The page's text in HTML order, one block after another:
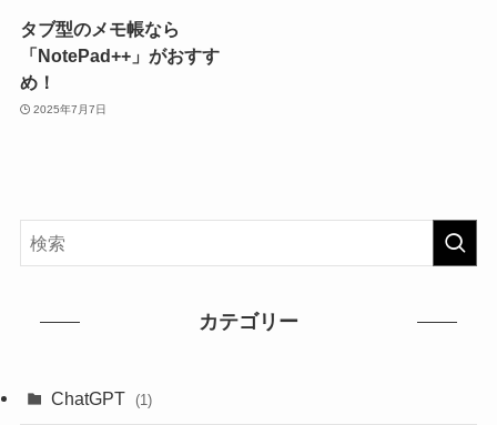
タブ型のメモ帳なら
「NotePad++」がおすす
め！
2025年7月7日
カテゴリー
ChatGPT (1)